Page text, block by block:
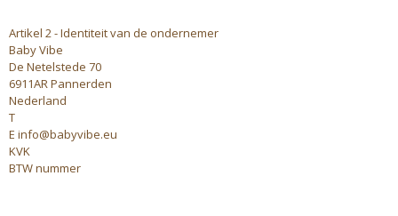
Artikel 2 - Identiteit van de ondernemer
Baby Vibe
De Netelstede 70
6911AR Pannerden
Nederland
T
E info@babyvibe.eu
KVK
BTW nummer